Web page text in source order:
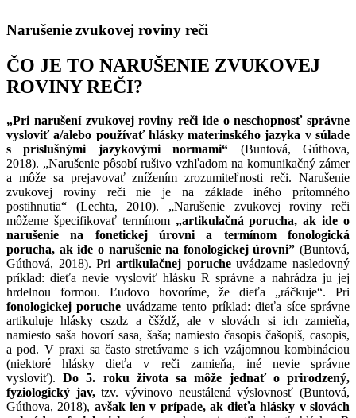
Narušenie zvukovej roviny reči
ČO JE TO NARUŠENIE ZVUKOVEJ
ROVINY REČI?
„Pri narušení zvukovej roviny reči ide o neschopnosť správne
vysloviť a/alebo používať hlásky materinského jazyka v súlade
s príslušnými jazykovými normami“ (Buntová, Gúthova,
2018). „Narušenie pôsobí rušivo vzhľadom na komunikačný zámer
a môže sa prejavovať znížením zrozumiteľnosti reči. Narušenie
zvukovej roviny reči nie je na základe iného prítomného
postihnutia“ (Lechta, 2010). „Narušenie zvukovej roviny reči
môžeme špecifikovať termínom „artikulačná porucha, ak ide o
narušenie na fonetickej úrovni a termínom fonologická
porucha, ak ide o narušenie na fonologickej úrovni” (Buntová,
Gúthová, 2018). Pri artikulačnej porucheuvádzame nasledovný
príklad: dieťa nevie vysloviť hlásku R správne a nahrádza ju jej
hrdelnou formou. Ľudovo hovoríme, že dieťa „ráčkuje“. Pri
fonologickej poruche uvádzame tento príklad: dieťa síce správne
artikuluje hlásky cszdz a čšždž, ale v slovách si ich zamieňa,
namiesto saša hovorí sasa, šaša; namiesto časopis čašopiš, casopis,
a pod. V praxi sa často stretávame s ich vzájomnou kombináciou
(niektoré hlásky dieťa v reči zamieňa, iné nevie správne
vysloviť).Do 5. roku života sa môže jednať o prirodzený,
fyziologický jav,tzv. vývinovo neustálená výslovnosť (Buntová,
Gúthova, 2018), avšak len v prípade, ak dieťa hlásky v slovách